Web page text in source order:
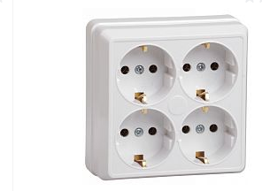
В корзину
Купить в 1 клик К сравнению
В наличии